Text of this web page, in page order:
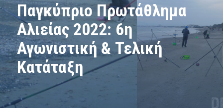
Παγκύπριο Πρωτάθλημα
Αλιείας 2022: 6η
Αγωνιστική & Τελική
Κατάταξη